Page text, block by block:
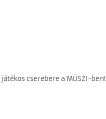
cserebere a MÜSZI-ben!